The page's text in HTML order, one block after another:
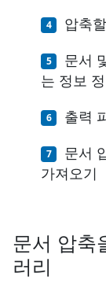
압축
문서
는 정보
출력
문서
가져오기
문서 압축
러리